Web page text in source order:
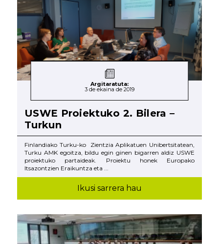
Argitaratuta:
3 de ekaina de 2019
USWE Proiektuko 2. Bilera –
Turkun
Finlandiako Turku-ko Zientzia Aplikatuen Unibertsitatean,
Turku AMK egoitza, bildu egin ginen bigarren aldiz USWE
proiektuko partaideak. Proiektu honek Europako
Itsazontzien Eraikuntza eta ...
Ikusi sarrera hau